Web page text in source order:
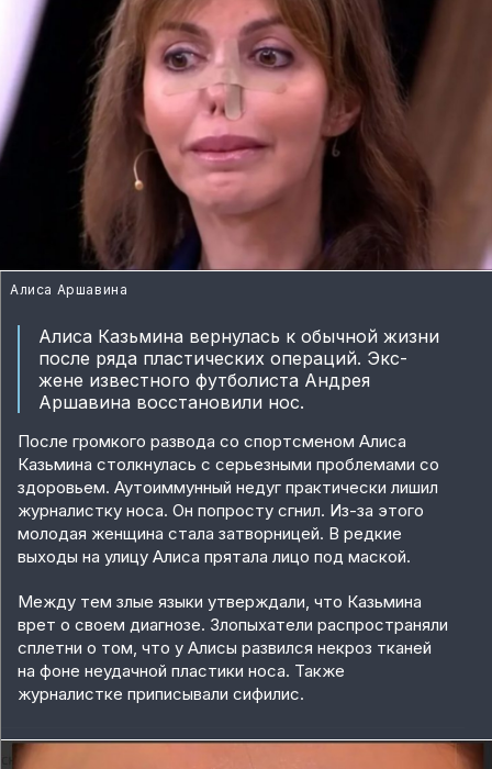
Алиса Аршавина
Алиса Казьмина вернулась к обычной жизни
после ряда пластических операций. Экс-
жене известного футболиста Андрея
Аршавина восстановили нос.
После громкого развода со спортсменом Алиса
Казьмина столкнулась с серьезными проблемами со
здоровьем. Аутоиммунный недуг практически лишил
журналистку носа. Он попросту сгнил. Из-за этого
молодая женщина стала затворницей. В редкие
выходы на улицу Алиса прятала лицо под маской.
Между тем злые языки утверждали, что Казьмина
врет о своем диагнозе. Злопыхатели распространяли
сплетни о том, что у Алисы развился некроз тканей
на фоне неудачной пластики носа. Также
журналистке приписывали сифилис.